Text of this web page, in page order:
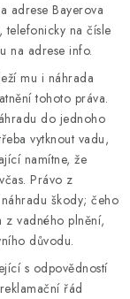
adrese Bayerova
na čísle
na adrese info.
mu i náhrada
tohoto práva.
do jednoho
vytknout vadu,
namítne, že
Právo z
škody; čeho
z vadného plnění,
důvodu.
s odpovědností
řád